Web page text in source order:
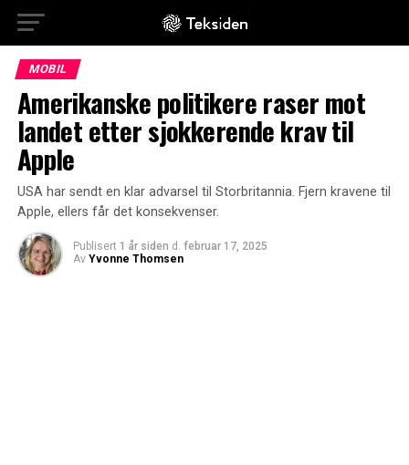
MOBIL
Amerikanske politikere raser mot
landet etter sjokkerende krav til
Apple
USA har sendt en klar advarsel til Storbritannia. Fjern kravene til
Apple, ellers får det konsekvenser.
Publisert 1 år siden d. februar 17, 2025
Av Yvonne Thomsen